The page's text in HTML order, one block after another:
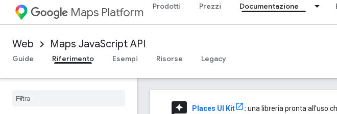
Maps Platform Prodotti Prezzi Documentazione
Web Maps JavaScript API
Guide
Riferimento Esempi Risorse Legacy
reviews Places UI Kit : una libreria pronta all'uso